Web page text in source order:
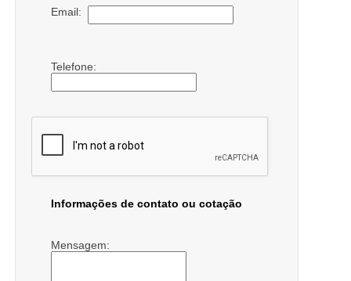
Email:
Telefone:
Informações de contato ou cotação
Mensagem: